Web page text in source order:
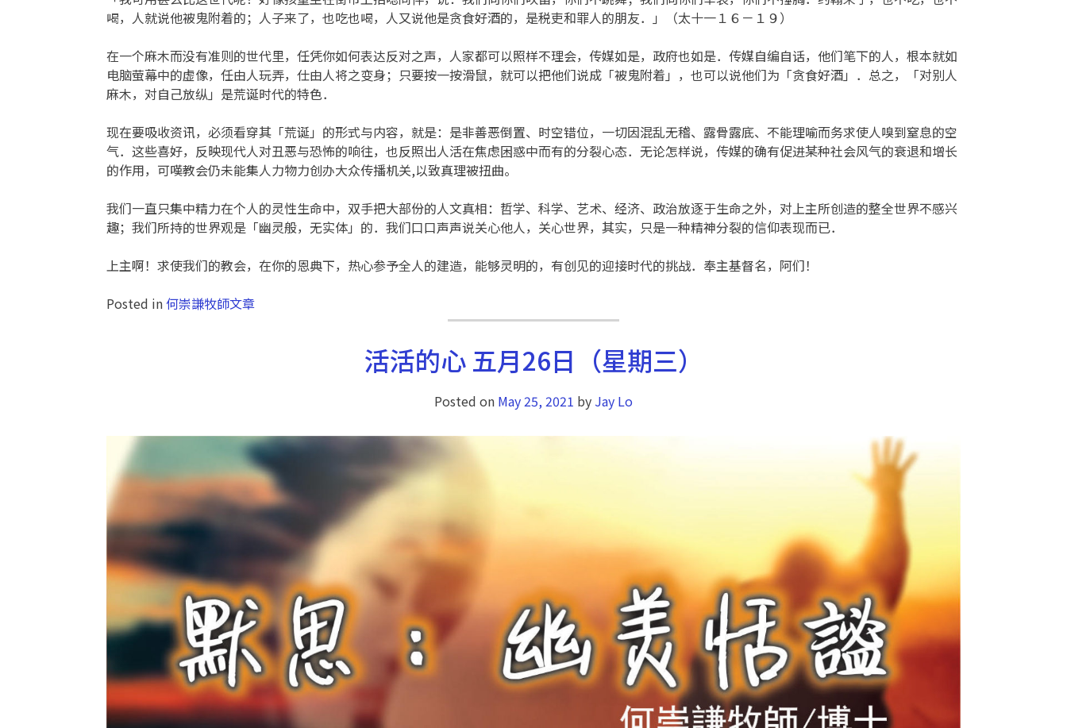
喝，人就说他被鬼附着的；人子来了，也吃也喝，人又说他是贪食好酒的，是税吏和罪人的朋友．」（太十一１６－１９）
在一个麻木而没有准则的世代里，任凭你如何表达反对之声，人家都可以照样不理会，传媒如是，政府也如是．传媒自编自话，他们笔下的人，根本就如
电脑萤幕中的虚像，任由人玩弄，仕由人将之变身；只要按一按滑鼠，就可以把他们说成「被鬼附着」，也可以说他们为「贪食好酒」．总之，「对别人
麻木，对自己放纵」是荒诞时代的特色．
现在要吸收资讯，必须看穿其「荒诞」的形式与内容，就是：是非善恶倒置、时空错位，一切因混乱无稽、露骨露底、不能理喻而务求使人嗅到窒息的空
气．这些喜好，反映现代人对丑恶与恐怖的响往，也反照出人活在焦虑困惑中而有的分裂心态．无论怎样说，传媒的确有促进某种社会风气的衰退和增长
的作用，可嘆教会仍未能集人力物力创办大众传播机关,以致真理被扭曲。
我们一直只集中精力在个人的灵性生命中，双手把大部份的人文真相：哲学、科学、艺术、经济、政治放逐于生命之外，对上主所创造的整全世界不感兴
趣；我们所持的世界观是「幽灵般，无实体」的．我们口口声声说关心他人，关心世界，其实，只是一种精神分裂的信仰表现而已．
上主啊！求使我们的教会，在你的恩典下，热心参予全人的建造，能够灵明的，有创见的迎接时代的挑战．奉主基督名，阿们！
Posted in 何崇謙牧師文章
活活的心 五月26日（星期三）
Posted on May 25, 2021 by Jay Lo